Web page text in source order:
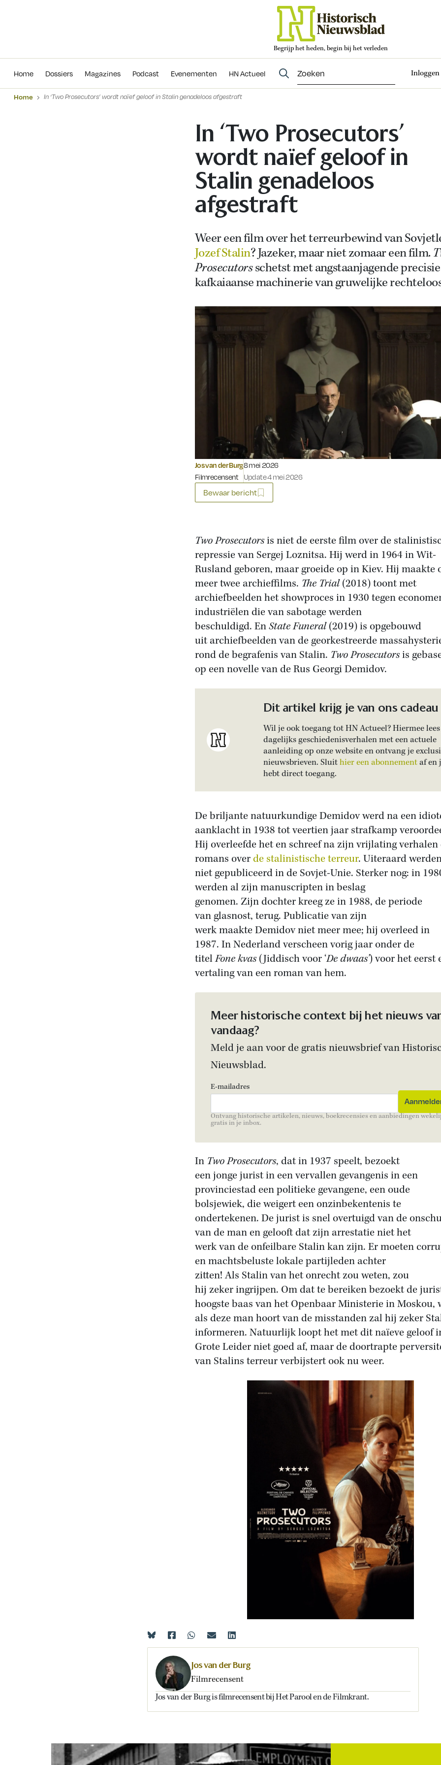
Begrijp het heden, begin bij het verleden
Home Dossiers Magazines Podcast Evenementen HN Actueel Inloggen
Evenementen
Home In ‘Two Prosecutors’ wordt naïef geloof in Stalin genadeloos afgestraft
In ‘Two Prosecutors’
wordt naïef geloof in
Stalin genadeloos
afgestraft
Weer een film over het terreurbewind van
Jozef Stalin? Jazeker, maar niet zomaar een film.
Prosecutorsschetst met angstaanjagende
kafkaiaanse machinerie van gruwelijke
Jos van der Burg
Filmrecensent
Gepubliceerd op:
8 mei 2026
Update 4 mei 2026
Bewaar bericht
Two Prosecutorsis niet de eerste film over de
repressie van Sergej Loznitsa. Hij werd in 1964 in Wit-
Rusland geboren, maar groeide op in Kiev. Hij maakte
meer twee archieffilms. The Trial(2018) toont met
archiefbeelden het showproces in 1930 tegen
industriëlen die van sabotage werden
beschuldigd. EnState Funeral(2019) is opgebouwd
uit archiefbeelden van de georkestreerde
rond de begrafenis van Stalin. Two Prosecutorsis
op een novelle van de Rus Georgi Demidov.
Dit artikel krijg je van ons cadeau
Wil je ook toegang tot HN Actueel? Hiermee
dagelijks geschiedenisverhalen met een actuele
aanleiding op onze website en ontvang je
nieuwsbrieven. Sluithier een abonnementaf en
hebt direct toegang.
De briljante natuurkundige Demidov werd na een
aanklacht in 1938 tot veertien jaar strafkamp
Hij overleefde het en schreef na zijn vrijlating verhalen
romans overde stalinistische terreur. Uiteraard
niet gepubliceerd in de Sovjet-Unie. Sterker nog: in
werden al zijn manuscripten in beslag
genomen. Zijn dochter kreeg ze in 1988, de periode
van glasnost, terug. Publicatie van zijn
werk maakte Demidov niet meer mee; hij overleed in
1987. In Nederland verscheen vorig jaar onder de
titelFone kvas(Jiddisch voor ‘De dwaas’) voor het eerst
vertaling van een roman van hem.
Meer historische context bij het nieuws
vandaag?
Meld je aan voor de gratis nieuwsbrief van
Nieuwsblad.
E-mailadres
Ontvang historische artikelen, nieuws, boekrecensies en aanbiedingen
gratis in je inbox.
In Two Prosecutors, dat in 1937 speelt, bezoekt
een jonge jurist in een vervallen gevangenis in een
provinciestad een politieke gevangene, een oude
bolsjewiek, die weigert een onzinbekentenis te
ondertekenen. De jurist is snel overtuigd van de
van de man en gelooft dat zijn arrestatie niet het
werk van de onfeilbare Stalin kan zijn. Er moeten
en machtsbeluste lokale partijleden achter
zitten! Als Stalin van het onrecht zou weten, zou
hij zeker ingrijpen. Om dat te bereiken bezoekt de
hoogste baas van het Openbaar Ministerie in Moskou,
als deze man hoort van de misstanden zal hij zeker
informeren. Natuurlijk loopt het met dit naïeve geloof
Grote Leider niet goed af, maar de doortrapte
van Stalins terreur verbijstert ook nu weer.
Jos van der Burg
Filmrecensent
Jos van der Burg is filmrecensent bij Het Parool en de Filmkrant.